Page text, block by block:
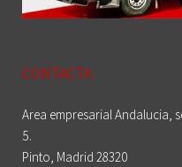
CONTACTA
Area empresarial Andalucia,
5.
Pinto, Madrid 28320